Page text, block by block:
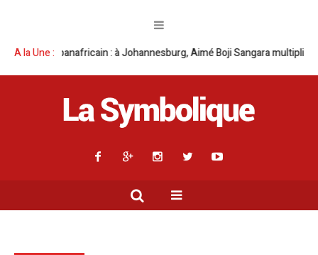
A la Une :
: à Johannesburg, Aimé Boji Sangara multiplie les plaidoyers en